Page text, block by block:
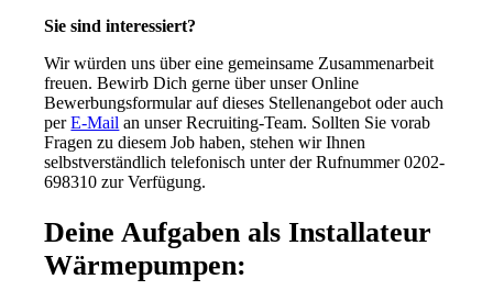
Sie sind interessiert?
Wir würden uns über eine gemeinsame Zusammenarbeit
freuen. Bewirb Dich gerne über unser Online
Bewerbungsformular auf dieses Stellenangebot oder auch
perE-Mail an unser Recruiting-Team. Sollten Sie vorab
Fragen zu diesem Job haben, stehen wir Ihnen
selbstverständlich telefonisch unter der Rufnummer 0202-
698310 zur Verfügung.
Deine Aufgaben als Installateur
Wärmepumpen: